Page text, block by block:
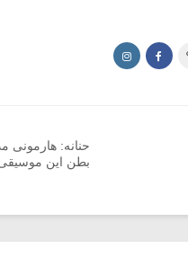
حنانه: هارمونی
بطن این موسیقی